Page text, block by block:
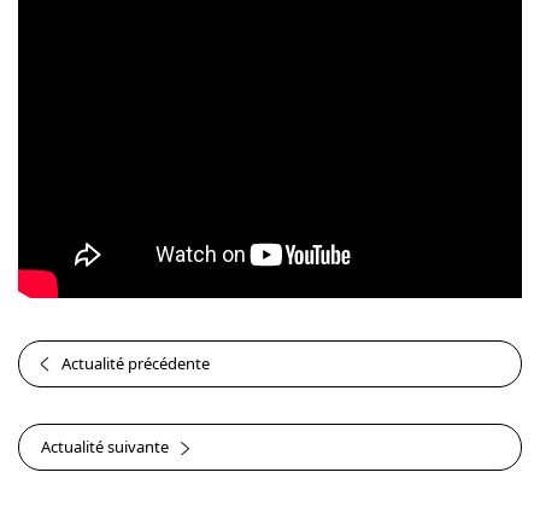
Actualité précédente
Actualité suivante